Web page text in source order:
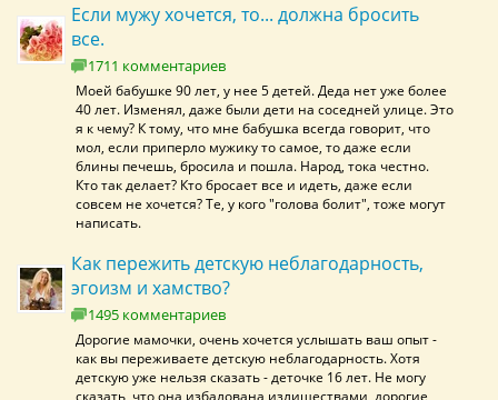
Если мужу хочется, то... должна бросить
все.
1711 комментариев
Моей бабушке 90 лет, у нее 5 детей. Деда нет уже более
40 лет. Изменял, даже были дети на соседней улице. Это
я к чему? К тому, что мне бабушка всегда говорит, что
мол, если приперло мужику то самое, то даже если
блины печешь, бросила и пошла. Народ, тока честно.
Кто так делает? Кто бросает все и идеть, даже если
совсем не хочется? Те, у кого "голова болит", тоже могут
написать.
Как пережить детскую неблагодарность,
эгоизм и хамство?
1495 комментариев
Дорогие мамочки, очень хочется услышать ваш опыт -
как вы переживаете детскую неблагодарность. Хотя
детскую уже нельзя сказать - деточке 16 лет. Не могу
сказать, что она избалована излишествами, дорогие